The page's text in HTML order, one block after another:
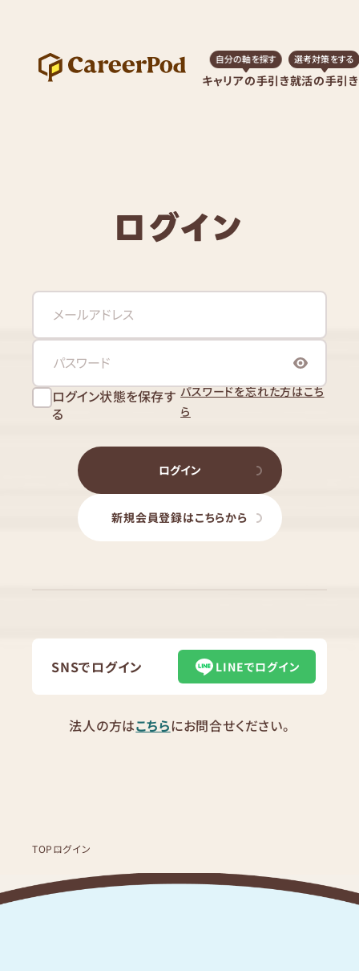
キャリアの手引き
自分の軸を探す
就活の手引き
選考対策をする
ログイン
ログイン状態を保存す
る
パスワードを忘れた方はこち
ら
ログイン
新規会員登録はこちらから
SNSでログイン LINEでログイン
法人の方はこちらにお問合せください。
TOPログイン